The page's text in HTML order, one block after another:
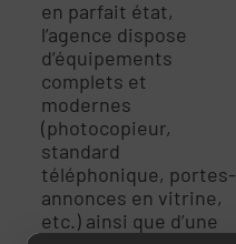
en parfait état,
l’agence dispose
d’équipements
complets et
modernes
(photocopieur,
standard
téléphonique, portes-
annonces en vitrine,
etc.) ainsi que d’une